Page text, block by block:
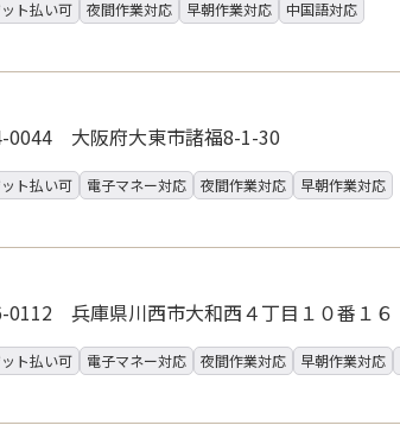
ト払い可 夜間作業対応 早朝作業対応 中国語対応
0044 大阪府大東市諸福8-1-30
ト払い可 電子マネー対応 夜間作業対応 早朝作業対応
0112 兵庫県川西市大和西４丁目１０番１６
ト払い可 電子マネー対応 夜間作業対応 早朝作業対応